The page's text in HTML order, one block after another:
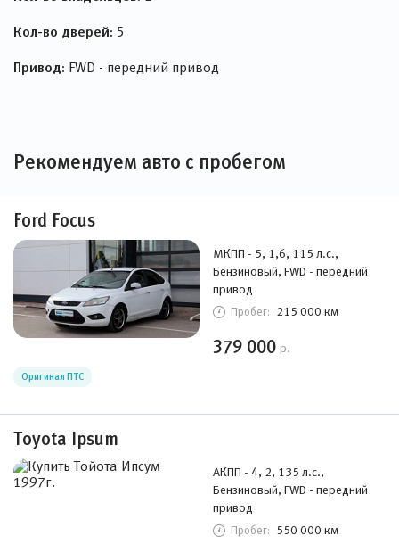
Кол-во дверей: 5
Привод: FWD - передний привод
Рекомендуем авто с пробегом
Ford Focus
МКПП - 5, 1,6, 115 л.с.,
Бензиновый, FWD - передний
привод
Пробег: 215 000 км
379 000 р.
Оригинал ПТС
Toyota Ipsum
АКПП - 4, 2, 135 л.с.,
Бензиновый, FWD - передний
привод
Пробег: 550 000 км